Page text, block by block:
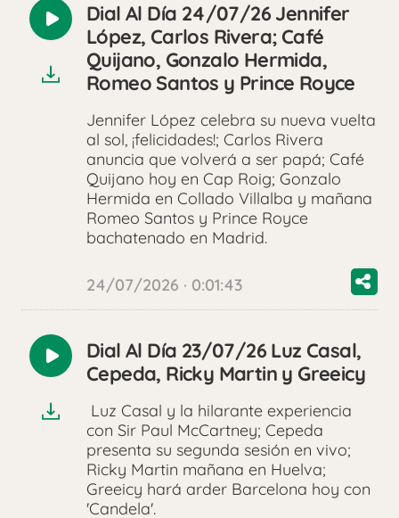
Reproducir
audio
Dial Al Día 24/07/26 Jennifer
López, Carlos Rivera; Café
Quijano, Gonzalo Hermida,
Romeo Santos y Prince Royce
Jennifer López celebra su nueva vuelta
al sol, ¡felicidades!; Carlos Rivera
anuncia que volverá a ser papá; Café
Quijano hoy en Cap Roig; Gonzalo
Hermida en Collado Villalba y mañana
Romeo Santos y Prince Royce
bachatenado en Madrid.
24/07/2026 · 0:01:43
Reproducir
audio
Dial Al Día 23/07/26 Luz Casal,
Cepeda, Ricky Martin y Greeicy
Luz Casal y la hilarante experiencia
con Sir Paul McCartney; Cepeda
presenta su segunda sesión en vivo;
Ricky Martin mañana en Huelva;
Greeicy hará arder Barcelona hoy con
'Candela'.